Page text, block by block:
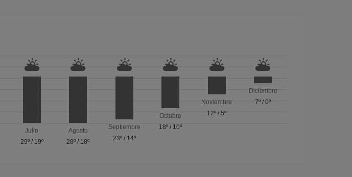
Julio
29º/ 19º
Agosto
28º / 18º
Septiembre
23º/ 14º
Octubre
18º / 10º
Noviembre
12º/5º
Diciembre
7º/0º